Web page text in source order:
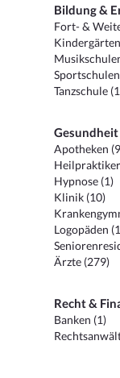
Bildung &
Fort- &
Tanzschule
Apotheken
Hypnose (1)
Klinik (10)
Logopäden
Ärzte (279)
Recht &
Banken (1)